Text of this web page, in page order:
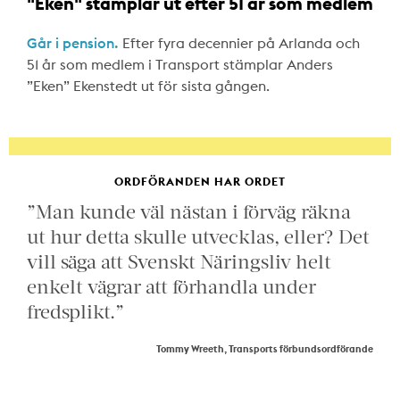
Går i pension. Efter fyra decennier på Arlanda och
51 år som medlem i Transport stämplar Anders
”Eken” Ekenstedt ut för sista gången.
ORDFÖRANDEN HAR ORDET
”Man kunde väl nästan i förväg räkna
ut hur detta skulle utvecklas, eller? Det
vill säga att Svenskt Näringsliv helt
enkelt vägrar att förhandla under
fredsplikt.”
Tommy Wreeth, Transports förbundsordförande